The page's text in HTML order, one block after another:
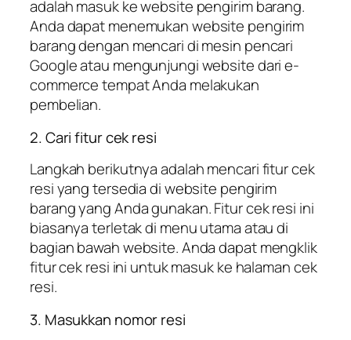
adalah masuk ke website pengirim barang.
Anda dapat menemukan website pengirim
barang dengan mencari di mesin pencari
Google atau mengunjungi website dari e-
commerce tempat Anda melakukan
pembelian.
2. Cari fitur cek resi
Langkah berikutnya adalah mencari fitur cek
resi yang tersedia di website pengirim
barang yang Anda gunakan. Fitur cek resi ini
biasanya terletak di menu utama atau di
bagian bawah website. Anda dapat mengklik
fitur cek resi ini untuk masuk ke halaman cek
resi.
3. Masukkan nomor resi